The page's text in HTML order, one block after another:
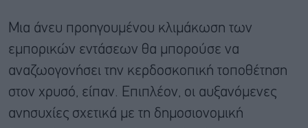
Μια άνευ προηγουμένου κλιμάκωση των
εμπορικών εντάσεων θα μπορούσε να
αναζωογονήσει την κερδοσκοπική τοποθέτηση
στον χρυσό, είπαν. Επιπλέον, οι αυξανόμενες
ανησυχίες σχετικά με τη δημοσιονομική